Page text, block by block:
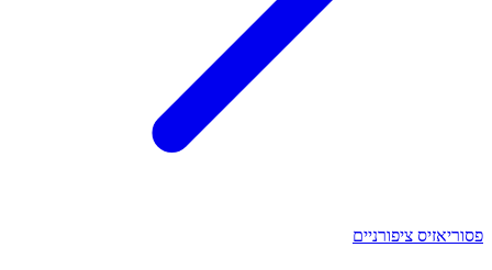
פסוריאזיס ציפורניים